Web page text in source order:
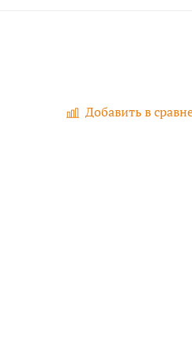
Добавить в